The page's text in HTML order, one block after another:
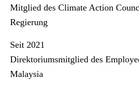
Mitglied des Climate Action
Regierung
Seit 2021
Direktoriumsmitglied des
Malaysia